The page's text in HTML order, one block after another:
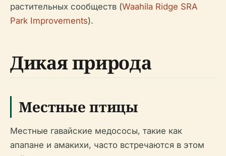
растительных сообществ (Waahila Ridge SRA
Park Improvements).
Дикая природа
Местные птицы
Местные гавайские медососы, такие как
апапане и амакихи, часто встречаются в этом